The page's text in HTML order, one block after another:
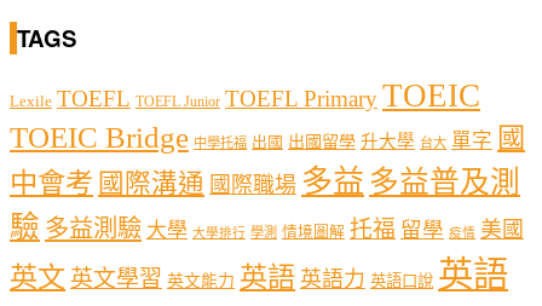
TAGS
Lexile TOEFL TOEFL Junior TOEFL PrimaryTOEIC
TOEIC Bridge 中學托福 出國 出國留學 升大學 台大 單字 國
中會考 國際溝通 國際職場 多益 多益普及測
驗 多益測驗 大學 大學排行 學測 情境圖解 托福 留學 疫情 美國
英文 英文學習 英文能力 英語 英語力 英語口說 英語